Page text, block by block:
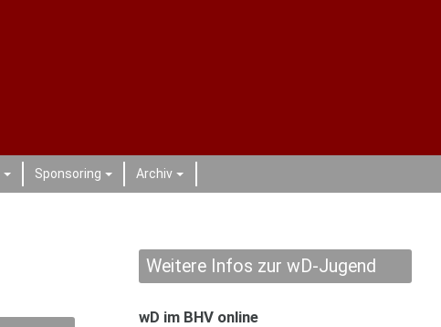
+ +
Sponsoring
+
Archiv
Weitere Infos zur wD-Jugend
wD im BHV online